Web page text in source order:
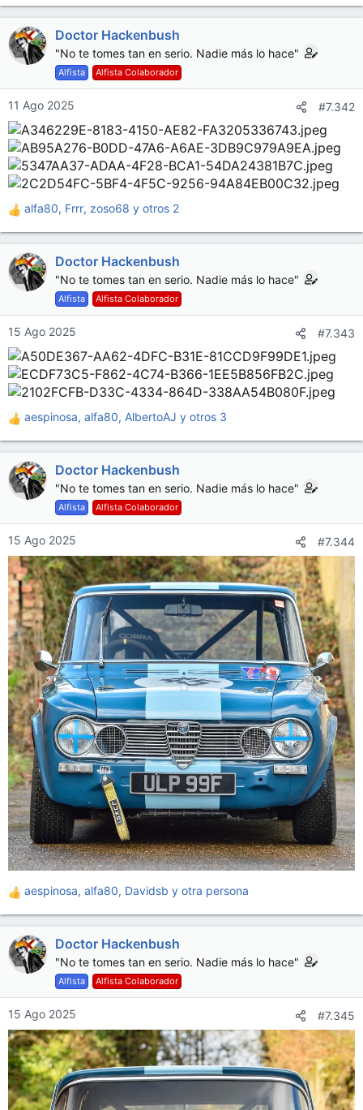
e
a
c
c
e
s
:
Doctor Hackenbush
"No te tomes tan en serio. Nadie más lo hace"
Alfista Alfista Colaborador
11 Ago 2025 #7.342
R
e
a
c
c
e
s
:
alfa80, Frrr, zoso68 y otros 2
Doctor Hackenbush
"No te tomes tan en serio. Nadie más lo hace"
Alfista Alfista Colaborador
15 Ago 2025 #7.343
R
e
a
c
c
e
s
:
aespinosa, alfa80, AlbertoAJ y otros 3
Doctor Hackenbush
"No te tomes tan en serio. Nadie más lo hace"
Alfista Alfista Colaborador
15 Ago 2025 #7.344
R
e
a
c
c
e
s
:
aespinosa, alfa80, Davidsb y otra persona
Doctor Hackenbush
"No te tomes tan en serio. Nadie más lo hace"
Alfista Alfista Colaborador
15 Ago 2025 #7.345